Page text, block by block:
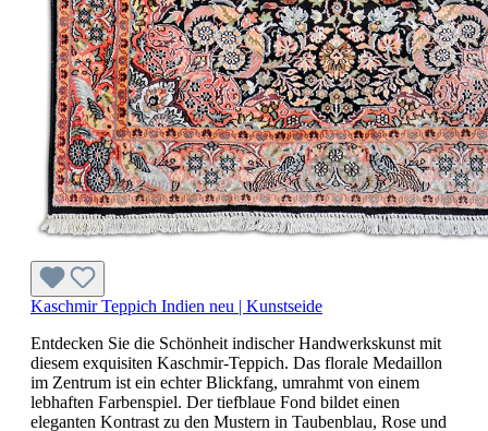
Kaschmir Teppich Indien neu | Kunstseide
Entdecken Sie die Schönheit indischer Handwerkskunst mit
diesem exquisiten Kaschmir-Teppich. Das florale Medaillon
im Zentrum ist ein echter Blickfang, umrahmt von einem
lebhaften Farbenspiel. Der tiefblaue Fond bildet einen
eleganten Kontrast zu den Mustern in Taubenblau, Rose und